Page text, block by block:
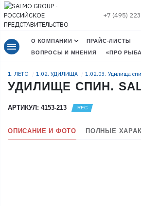
+7 (495)
menu О КОМПАНИИ ПРАЙС-ЛИСТЫ
ВОПРОСЫ И МНЕНИЯ
«ПРО
1. ЛЕТО 1.02. УДИЛИЩА 1.02.03. Удилища
УДИЛИЩЕ СПИН.
АРТИКУЛ: 4153-213
ОПИСАНИЕ И ФОТО ПОЛНЫЕ